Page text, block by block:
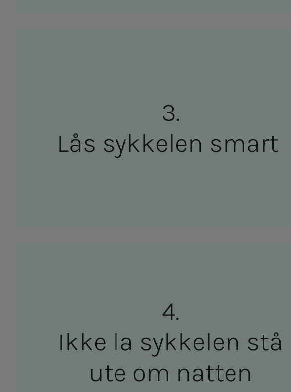
Lås syk­­­ke­­­len smart
Ikke la syk­­­ke­­­len stå
ute om nat­­­ten